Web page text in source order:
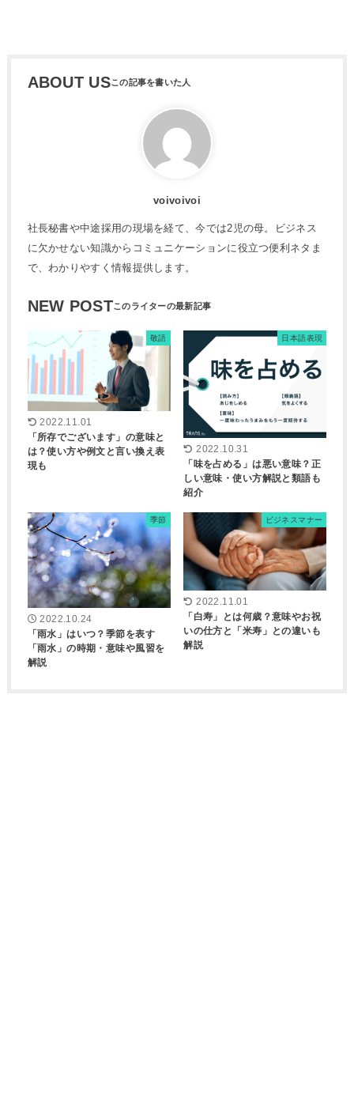
ABOUT US
voivoivoi
社長秘書や中途採用の現場を経て、今では2児の母。ビジネス
に欠かせない知識からコミュニケーションに役立つ便利ネタま
で、わかりやすく情報提供します。
NEW POST
敬語
2022.11.01
「所存でございます」の意味と
は？使い方や例文と言い換え表
現も
日本語表現
2022.10.31
「味を占める」は悪い意味？正
しい意味・使い方解説と類語も
紹介
季節
2022.10.24
「雨水」はいつ？季節を表す
「雨水」の時期・意味や風習を
解説
ビジネスマナー
2022.11.01
「白寿」とは何歳？意味やお祝
いの仕方と「米寿」との違いも
解説